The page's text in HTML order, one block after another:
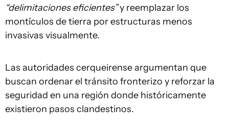
“delimitaciones eficientes”y reemplazar los
montículos de tierra por estructuras menos
invasivas visualmente.
Las autoridades cerqueirense argumentan que
buscan ordenar el tránsito fronterizo y reforzar la
seguridad en una región donde históricamente
existieron pasos clandestinos.